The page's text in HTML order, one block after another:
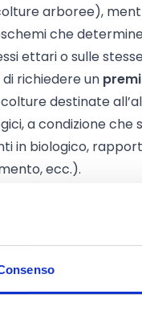
colture arboree),
che
ettari o sulle stesse
richiedere un
destinate
a condizione che
in biologico,
ecc.).
SRA29
enti pubblici